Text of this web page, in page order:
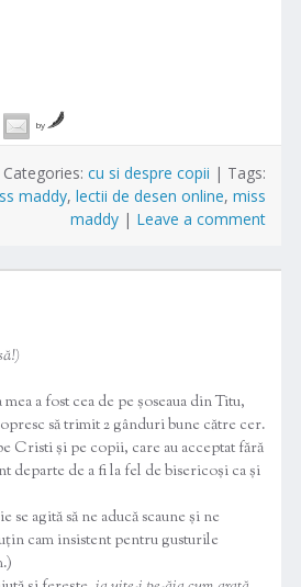
by
Categories:cu si despre copii | Tags:
maddy,lectii de desen online,miss
maddy | Leave a comment
a fost cea de pe șoseaua din Titu,
opresc să trimit 2 gânduri bune către cer.
Cristi și pe copii, care au acceptat fără
departe de a fi la fel de bisericoși ca și
agită să ne aducă scaune și ne
cam insistent pentru gusturile